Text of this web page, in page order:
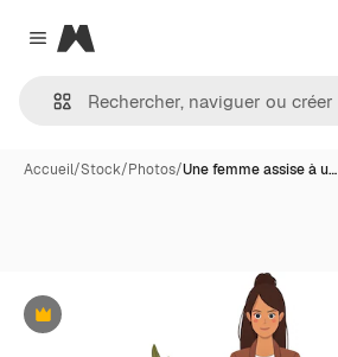
Close menu
Magnific
Accueil/Stock/Photos/Une femme assise à u…
Premium